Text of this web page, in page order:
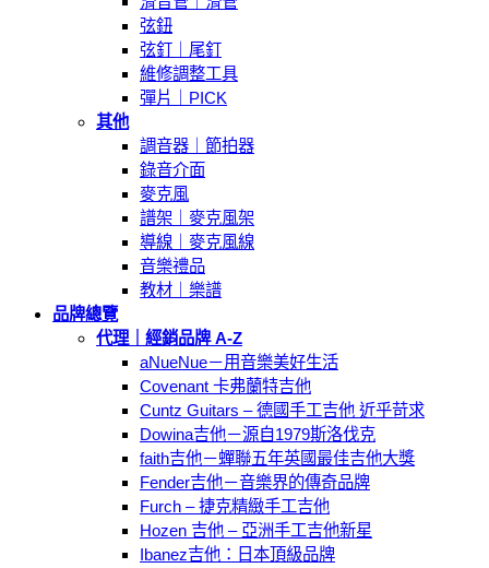
弦鈕
弦釘｜尾釘
維修調整工具
彈片｜PICK
其他
調音器｜節拍器
錄音介面
麥克風
譜架｜麥克風架
導線｜麥克風線
音樂禮品
教材｜樂譜
品牌總覽
代理｜經銷品牌 A-Z
aNueNue－用音樂美好生活
Covenant 卡弗蘭特吉他
Cuntz Guitars – 德國手工吉他 近乎苛求
Dowina吉他－源自1979斯洛伐克
faith吉他－蟬聯五年英國最佳吉他大獎
Fender吉他－音樂界的傳奇品牌
Furch – 捷克精緻手工吉他
Hozen 吉他 – 亞洲手工吉他新星
Ibanez吉他：日本頂級品牌